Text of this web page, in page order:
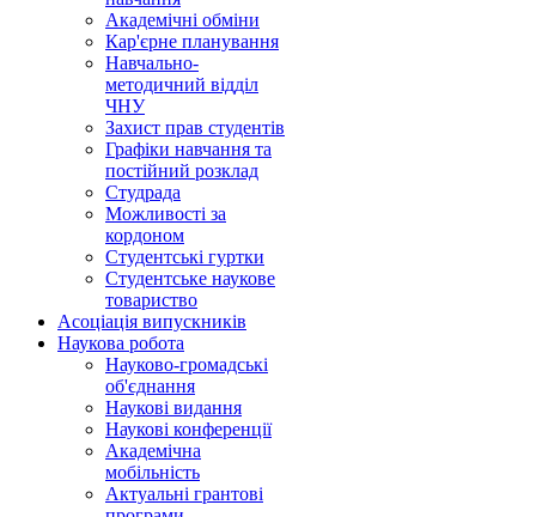
Академічні обміни
Кар'єрне планування
Навчально-
методичний відділ
ЧНУ
Захист прав студентів
Графіки навчання та
постійний розклад
Студрада
Можливості за
кордоном
Студентські гуртки
Студентське наукове
товариство
Асоціація випускників
Наукова робота
Науково-громадські
об'єднання
Наукові видання
Наукові конференції
Академічна
мобільність
Актуальні грантові